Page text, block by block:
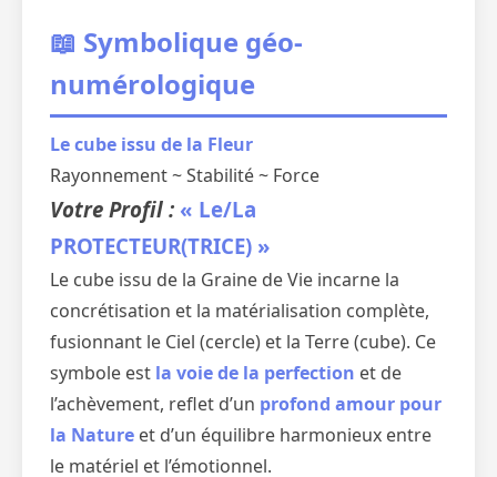
📖 Symbolique géo-
numérologique
Le cube issu de la Fleur
Rayonnement ~ Stabilité ~ Force
Votre Profil : « Le/La
PROTECTEUR(TRICE) »
Le cube issu de la Graine de Vie incarne la
concrétisation et la matérialisation complète,
fusionnant le Ciel (cercle) et la Terre (cube). Ce
symbole est la voie de la perfection et de
l’achèvement, reflet d’un profond amour pour
la Nature et d’un équilibre harmonieux entre
le matériel et l’émotionnel.